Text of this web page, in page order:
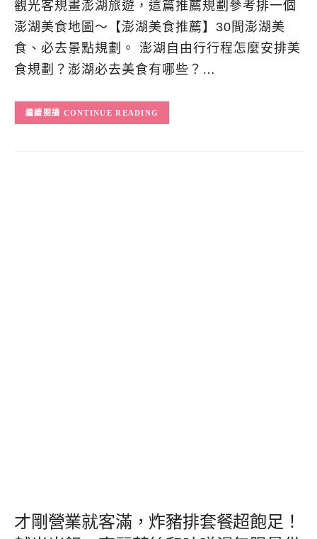
觀光客規畫澎湖旅遊，這篇推薦規劃參考排一個
澎湖美食地圖～【澎湖美食推薦】30間澎湖美
食、必去景點規劃。 澎湖自由行行程怎麼安排美
食規劃？澎湖必去美食有哪些？…
CONTINUE READING
才剛營業就客滿，炸豬排套餐超飽足！